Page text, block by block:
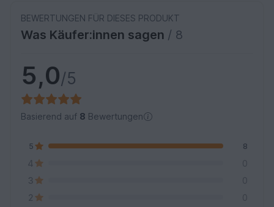
BEWERTUNGEN FÜR DIESES PRODUKT
Was Käufer:innen sagen / 8
5,0/5
Basierend auf 8 Bewertungen
5 8
4
0
3
0
2
0